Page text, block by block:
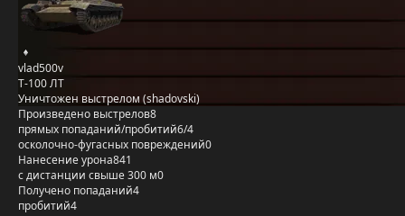
vlad500v
Т-100 ЛТ
Уничтожен выстрелом (shadovski)
Произведено выстрелов8
прямых попаданий/пробитий6/4
осколочно-фугасных повреждений0
Нанесение урона841
с дистанции свыше 300 м0
Получено попаданий4
пробитий4